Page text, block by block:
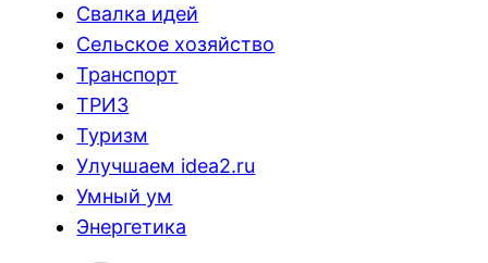
Свалка идей
Сельское хозяйство
Транспорт
ТРИЗ
Туризм
Улучшаем idea2.ru
Умный ум
Энергетика